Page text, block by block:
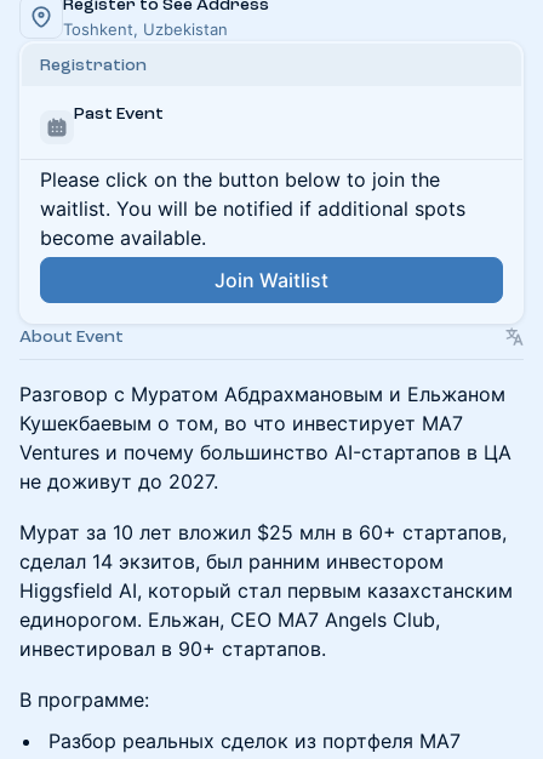
Register to See Address
Тоshkent, Uzbekistan
Registration
Past Event
Please click on the button below to join the
waitlist. You will be notified if additional spots
become available.
Join Waitlist
About Event
Разговор с Муратом Абдрахмановым и Ельжаном
Кушекбаевым о том, во что инвестирует MA7
Ventures и почему большинство AI-стартапов в ЦА
не доживут до 2027.
Мурат за 10 лет вложил $25 млн в 60+ стартапов,
сделал 14 экзитов, был ранним инвестором
Higgsfield AI, который стал первым казахстанским
единорогом. Ельжан, CEO MA7 Angels Club,
инвестировал в 90+ стартапов.
В программе:
Разбор реальных сделок из портфеля MA7